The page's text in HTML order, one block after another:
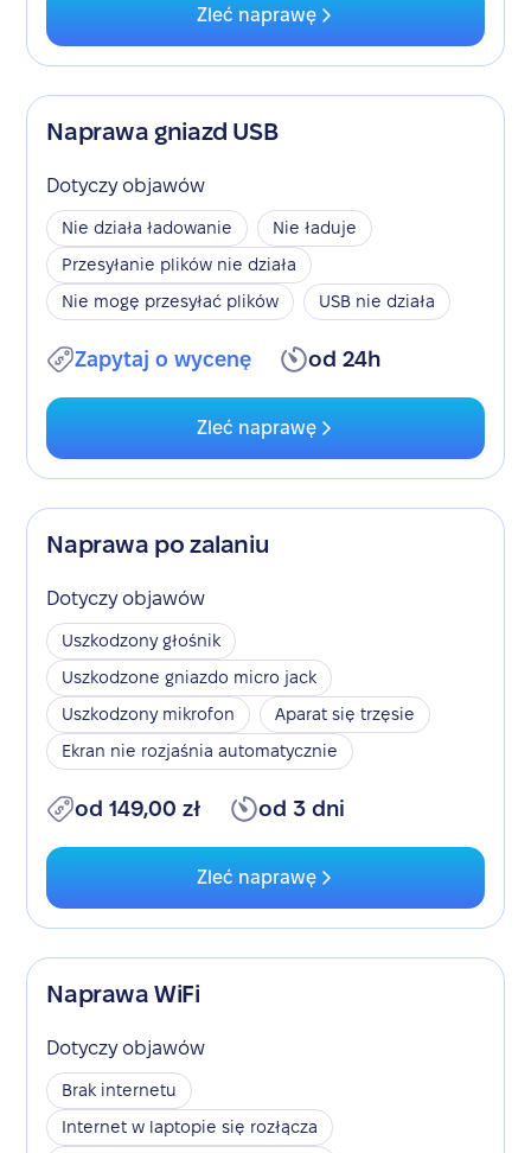
Zleć naprawę
Naprawa gniazd USB
Dotyczy objawów
Nie działa ładowanie
Nie ładuje
Przesyłanie plików nie działa
Nie mogę przesyłać plików
USB nie działa
Zapytaj o wycenę od 24h
Zleć naprawę
Naprawa po zalaniu
Dotyczy objawów
Uszkodzony głośnik
Uszkodzone gniazdo micro jack
Uszkodzony mikrofon
Aparat się trzęsie
Ekran nie rozjaśnia automatycznie
od 149,00 zł od 3 dni
Zleć naprawę
Naprawa WiFi
Dotyczy objawów
Brak internetu
Internet w laptopie się rozłącza